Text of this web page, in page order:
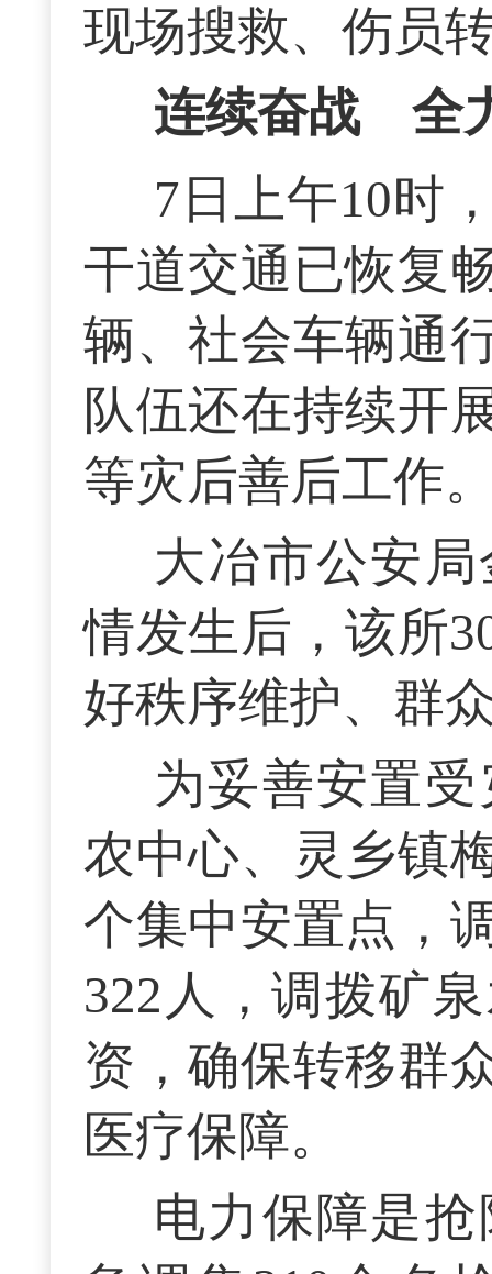
现场搜救、伤员
连续奋战 全
7日上午10时
干道交通已恢复
辆、社会车辆通
队伍还在持续开
等灾后善后工作
大冶市公安
情发生后，该所
好秩序维护、群
为妥善安置
农中心、灵乡镇
个集中安置点，
322人，调拨矿
资，确保转移群
医疗保障。
电力保障是